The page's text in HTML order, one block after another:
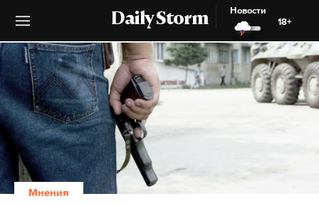
Daily Storm
Новости
18+
Мнения